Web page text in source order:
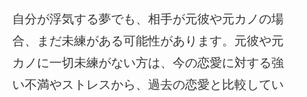
自分が浮気する夢でも、相手が元彼や元カノの場
合、まだ未練がある可能性があります。元彼や元
カノに一切未練がない方は、今の恋愛に対する強
い不満やストレスから、過去の恋愛と比較してい